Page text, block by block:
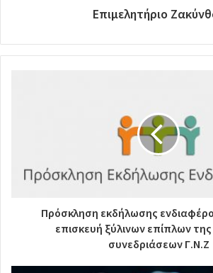
Επιμελητήριο
Πρόσκληση εκδήλωσης
επισκευή ξύλινων επίπλων
συνεδριάσεων Γ.Ν.Ζ